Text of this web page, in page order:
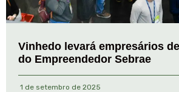
Vinhedo levará empresários
do Empreendedor Sebrae
1 de setembro de 2025